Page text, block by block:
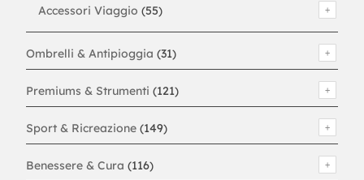
Accessori Viaggio (55)
Ombrelli & Antipioggia (31)
Premiums & Strumenti (121)
Sport & Ricreazione (149)
Benessere & Cura (116)